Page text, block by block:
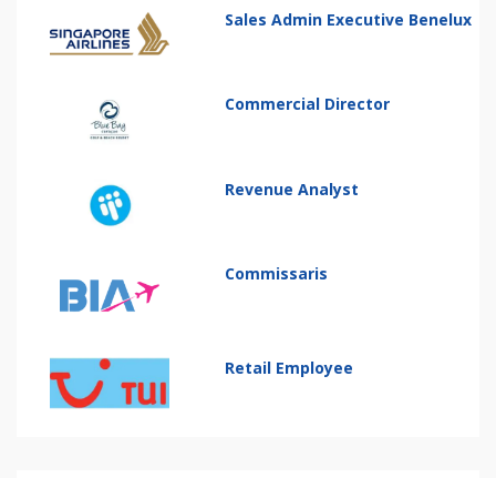
Sales Admin Executive Benelux
Commercial Director
Revenue Analyst
Commissaris
Retail Employee